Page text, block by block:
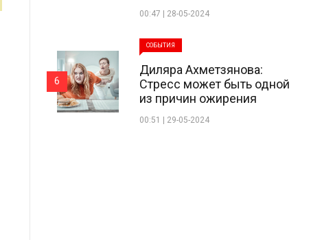
00:47 | 28-05-2024
СОБЫТИЯ
Диляра Ахметзянова:
Стресс может быть одной
из причин ожирения
00:51 | 29-05-2024
6